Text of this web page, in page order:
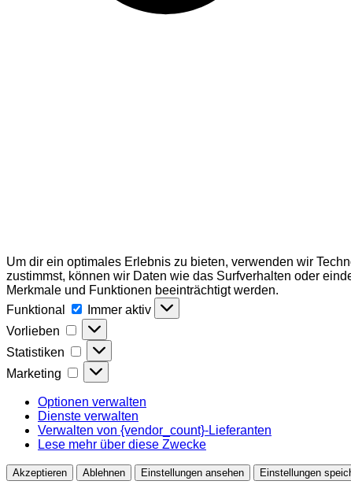
Um dir ein optimales Erlebnis zu bieten, verwenden wir
zustimmst, können wir Daten wie das Surfverhalten oder
Merkmale und Funktionen beeinträchtigt werden.
Funktional
Funktional
Immer aktiv
Vorlieben
Vorlieben
Statistiken Statistiken
Marketing Marketing
Optionen verwalten
Dienste verwalten
Verwalten von {vendor_count}-Lieferanten
Lese mehr über diese Zwecke
Akzeptieren Ablehnen Einstellungen ansehen Einstellungen